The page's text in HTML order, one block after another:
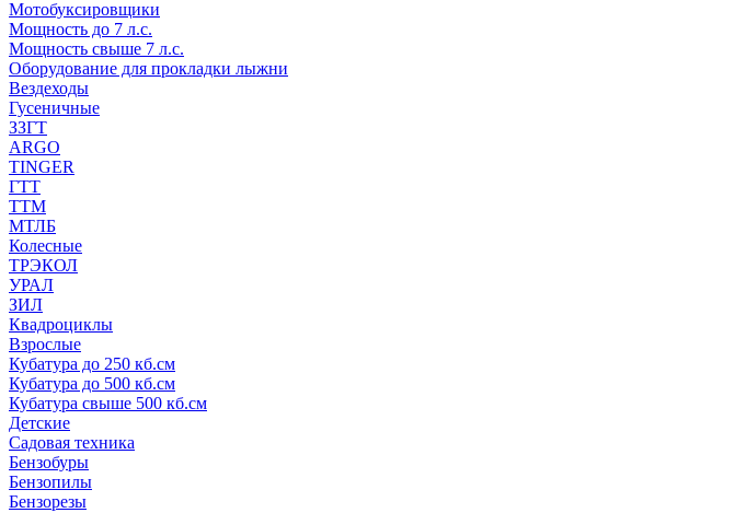
Мотобуксировщики
Мощность до 7 л.с.
Мощность свыше 7 л.с.
Оборудование для прокладки лыжни
Вездеходы
Гусеничные
ЗЗГТ
ARGO
TINGER
ГТТ
ТТМ
МТЛБ
Колесные
ТРЭКОЛ
УРАЛ
ЗИЛ
Квадроциклы
Взрослые
Кубатура до 250 кб.см
Кубатура до 500 кб.см
Кубатура свыше 500 кб.см
Детские
Садовая техника
Бензобуры
Бензопилы
Бензорезы